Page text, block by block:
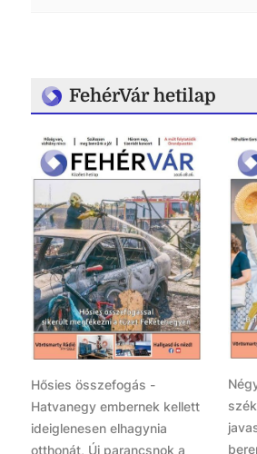
FehérVár hetilap
Hősies összefogás -
Hatvanegy embernek kellett
ideiglenesen elhagynia
otthonát, Új parancsnok a